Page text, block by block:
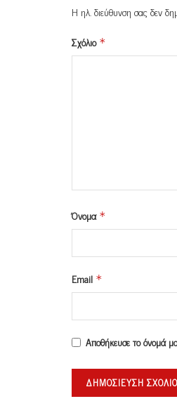
Η ηλ. διεύθυνση σας δεν
Σχόλιο *
Όνομα *
Email *
Αποθήκευσε το όνομά